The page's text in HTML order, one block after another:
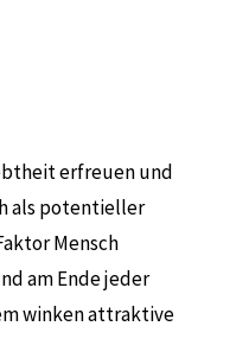
erfreuen und
als potentieller
Mensch
am Ende jeder
winken attraktive